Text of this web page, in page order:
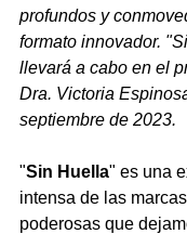
profundos y
formato innovador.
llevará a cabo en el
Dra. Victoria
septiembre de 2023.
"Sin Huella" es una
intensa de las
poderosas que